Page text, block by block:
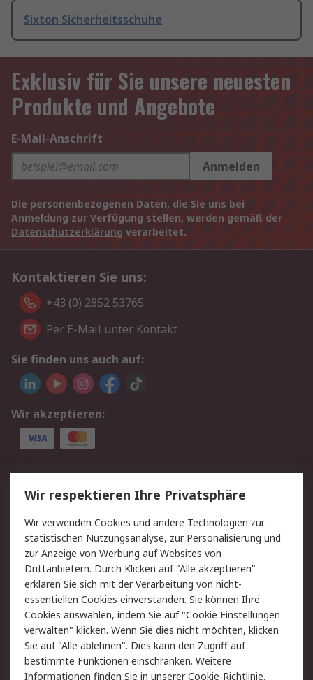
Sixton Sicherheitsschuhe
Exklusiv für Sie unsere neuesten
Produkte und Angebote
E-Mail-Anschrift
Anmelden
Die personenbezogenen Daten, die Sie uns bei
Anmeldung zur Verfügung stellen, werden gemäß der
Datenschutzerklärung verarbeitet.
Kontaktieren Sie uns:
+43 (0) 2852 53765
Per E-Mail unter Kontakt
Sie finden uns auch auf:
Wir akzeptieren:
Service
Value Added Services
Lieferlösungen
Rücksendung/Entsorgung Kontakt
Hilfe
Rechtliches
RS Verkaufs- und
Lieferbedingungen
Datenschutz
Cookie-Richtlinie
Zahlungsbedingungen
Impressum
Webseite Konditionen
Wir respektieren Ihre Privatsphäre
Wir verwenden Cookies und andere Technologien zur
statistischen Nutzungsanalyse, zur Personalisierung und
zur Anzeige von Werbung auf Websites von
Drittanbietern. Durch Klicken auf "Alle akzeptieren"
erklären Sie sich mit der Verarbeitung von nicht-
essentiellen Cookies einverstanden. Sie können Ihre
Cookies auswählen, indem Sie auf "Cookie Einstellungen
verwalten" klicken. Wenn Sie dies nicht möchten, klicken
Sie auf "Alle ablehnen". Dies kann den Zugriff auf
bestimmte Funktionen einschränken. Weitere
Informationen finden Sie in unsererCookie-Richtlinie.